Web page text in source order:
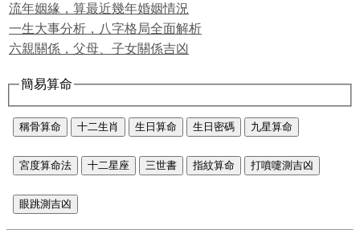
流年姻緣，算最近幾年婚姻情況
一生大事分析，八字格局全面解析
六親關係，父母、子女關係吉凶
簡易算命
稱骨算命 十二生肖 生日算命 生日密碼 九星算命
宮度算命法 十二星座 三世書 指紋算命 打噴嚏測吉凶
眼跳測吉凶